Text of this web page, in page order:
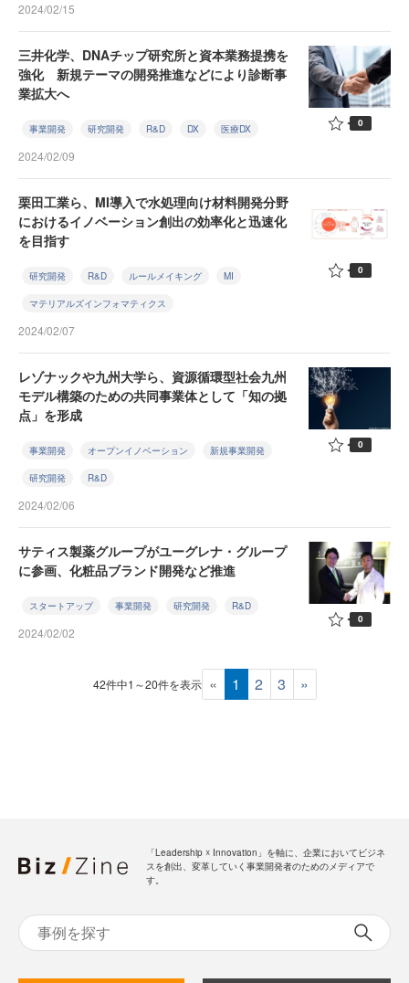
2024/02/15
三井化学、DNAチップ研究所と資本業務提携を
強化 新規テーマの開発推進などにより診断事
業拡大へ
事業開発 研究開発 R&D DX 医療DX
2024/02/09
0
栗田工業ら、MI導入で水処理向け材料開発分野
におけるイノベーション創出の効率化と迅速化
を目指す
研究開発 R&D ルールメイキング MI
マテリアルズインフォマティクス
2024/02/07
0
レゾナックや九州大学ら、資源循環型社会九州
モデル構築のための共同事業体として「知の拠
点」を形成
事業開発 オープンイノベーション 新規事業開発
研究開発 R&D
2024/02/06
0
サティス製薬グループがユーグレナ・グループ
に参画、化粧品ブランド開発など推進
スタートアップ 事業開発 研究開発 R&D
2024/02/02
0
42件中1～20件を表示 « 1 2 3 »
「Leadership ☓ Innovation」を軸に、企業においてビジネ
スを創出、変革していく事業開発者のためのメディアで
す。